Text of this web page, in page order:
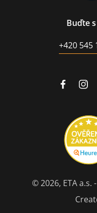
Buďte
+420 545
© 2026, ETA a.s.